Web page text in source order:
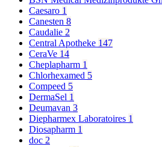
Caesaro 1
Canesten 8
Caudalie 2
Central Apotheke 147
CeraVe 14
Cheplapharm 1
Chlorhexamed 5
Compeed 5
DermaSel 1
Deumavan 3
Diepharmex Laboratoires 1
Diosapharm 1
doc 2